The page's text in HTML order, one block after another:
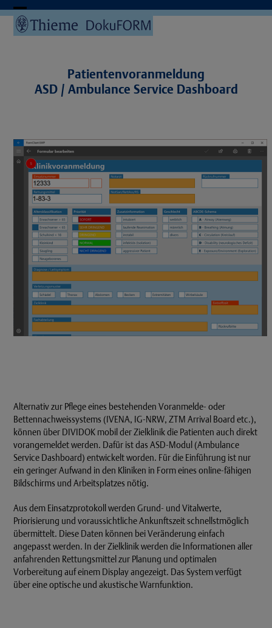
Skip
to
content
Open
Close
Patientenvoranmeldung
ASD / Ambulance Service Dashboard
Alternativ zur Pflege eines bestehenden Voranmelde- oder
Bettennachweissystems (IVENA, IG-NRW, ZTM Arrival Board etc.),
können über DIVIDOK mobil der Zielklinik die Patienten auch direkt
vorangemeldet werden. Dafür ist das ASD-Modul (Ambulance
Service Dashboard) entwickelt worden. Für die Einführung ist nur
ein geringer Aufwand in den Kliniken in Form eines online-fähigen
Bildschirms und Arbeitsplatzes nötig.
Aus dem Einsatzprotokoll werden Grund- und Vitalwerte,
Priorisierung und voraussichtliche Ankunftszeit schnellstmöglich
übermittelt. Diese Daten können bei Veränderung einfach
angepasst werden. In der Zielklinik werden die Informationen aller
anfahrenden Rettungsmittel zur Planung und optimalen
Vorbereitung auf einem Display angezeigt. Das System verfügt
über eine optische und akustische Warnfunktion.